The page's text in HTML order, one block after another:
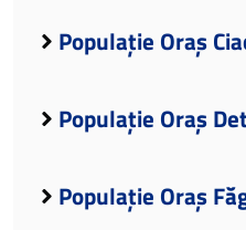
Populație Oraș
Populație Oraș
Populație Oraș